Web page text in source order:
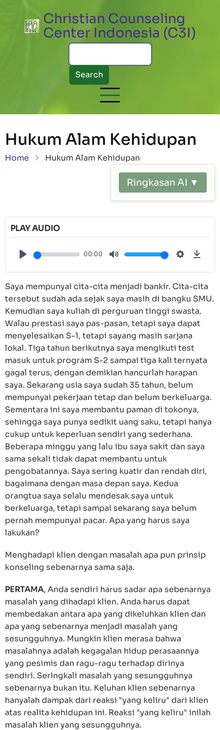
Christian Counseling
Center Indonesia (C3I)
Search
Hukum Alam Kehidupan
Breadcrumb
Home Hukum Alam Kehidupan
Ringkasan AI ▼
PLAY AUDIO
00:00
Saya mempunyai cita-cita menjadi bankir. Cita-cita
tersebut sudah ada sejak saya masih di bangku SMU.
Kemudian saya kuliah di perguruan tinggi swasta.
Walau prestasi saya pas-pasan, tetapi saya dapat
menyelesaikan S-1, tetapi sayang masih sarjana
lokal. Tiga tahun berikutnya saya mengikuti test
masuk untuk program S-2 sampai tiga kali ternyata
gagal terus, dengan demikian hancurlah harapan
saya. Sekarang usia saya sudah 35 tahun, belum
mempunyai pekerjaan tetap dan belum berkeluarga.
Sementara ini saya membantu paman di tokonya,
sehingga saya punya sedikit uang saku, tetapi hanya
cukup untuk keperluan sendiri yang sederhana.
Beberapa minggu yang lalu ibu saya sakit dan saya
sama sekali tidak dapat membantu untuk
pengobatannya. Saya sering kuatir dan rendah diri,
bagaimana dengan masa depan saya. Kedua
orangtua saya selalu mendesak saya untuk
berkeluarga, tetapi sampai sekarang saya belum
pernah mempunyai pacar. Apa yang harus saya
lakukan?
Menghadapi klien dengan masalah apa pun prinsip
konseling sebenarnya sama saja.
PERTAMA, Anda sendiri harus sadar apa sebenarnya
masalah yang dihadapi klien. Anda harus dapat
membedakan antara apa yang dikeluhkan klien dan
apa yang sebenarnya menjadi masalah yang
sesungguhnya. Mungkin klien merasa bahwa
masalahnya adalah kegagalan hidup perasaannya
yang pesimis dan ragu-ragu terhadap dirinya
sendiri. Seringkali masalah yang sesungguhnya
sebenarnya bukan itu. Keluhan klien sebenarnya
hanyalah dampak dari reaksi "yang keliru" dari klien
atas realita kehidupan ini. Reaksi "yang keliru" inilah
masalah klien yang sesungguhnya.